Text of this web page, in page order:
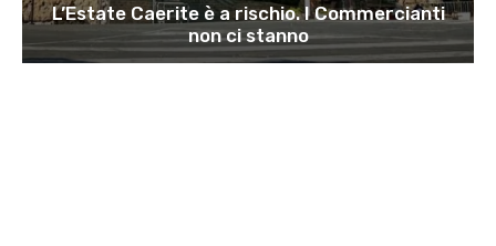
L’Estate Caerite è a rischio. I Commercianti
non ci stanno